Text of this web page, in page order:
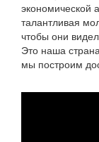
экономической
талантливая
чтобы они
Это наша
мы построим